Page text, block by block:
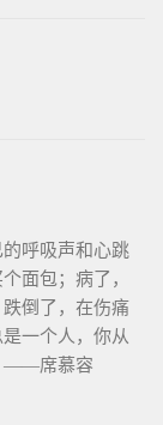
呼吸声和心跳
面包；病了，
倒了，在伤痛
一个人，你从
——席慕容